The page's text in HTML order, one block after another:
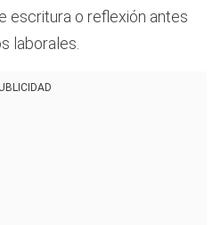
escritura o reflexión antes
laborales.